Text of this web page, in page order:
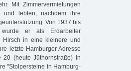
Mit Zimmervermietungen
lebten, nachdem ihre
Von 1937 bis
er als Erdarbeiter
Hirsch in eine kleinere und
letzte Hamburger Adresse
(heute Jüthornstraße) in
"Stolpersteine in Hamburg-